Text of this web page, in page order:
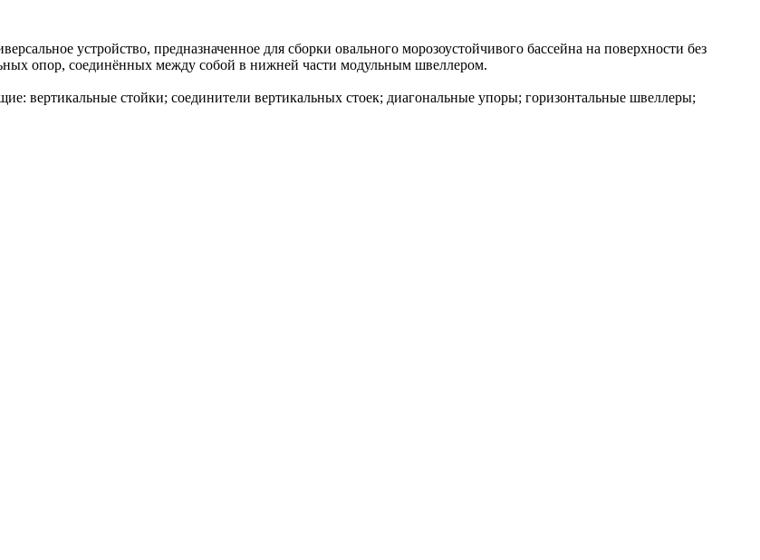
устройство, предназначенное для сборки овального морозоустойчивого бассейна на поверхности без
опор, соединённых между собой в нижней части модульным швеллером.
стойки; соединители вертикальных стоек; диагональные упоры; горизонтальные швеллеры;